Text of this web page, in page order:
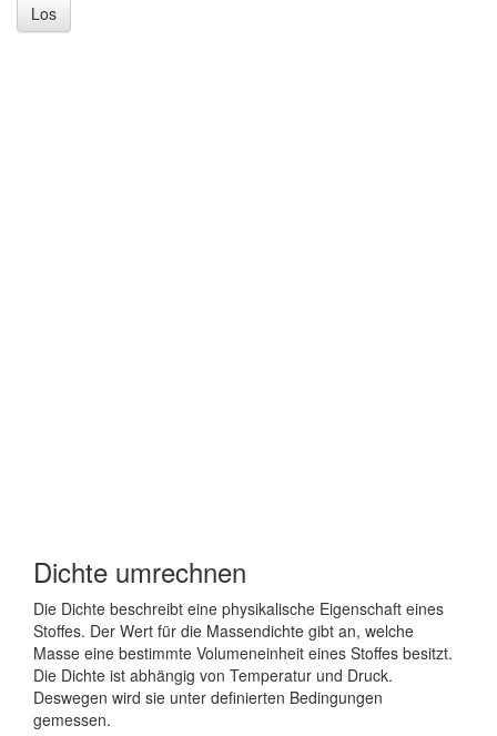
Los
Dichte umrechnen
Die Dichte beschreibt eine physikalische Eigenschaft eines
Stoffes. Der Wert für die Massendichte gibt an, welche
Masse eine bestimmte Volumeneinheit eines Stoffes besitzt.
Die Dichte ist abhängig von Temperatur und Druck.
Deswegen wird sie unter definierten Bedingungen
gemessen.